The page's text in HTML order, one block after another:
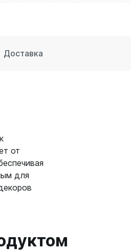
Доставка
от
для